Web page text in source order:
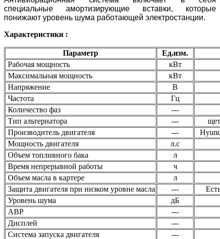
специальные амортизирующие вставки, которые
понижают уровень шума работающей электростанции.
Характеристики :
Параметр
Ед.изм.
Рабочая мощность
кВт
Максимальная мощность
кВт
Напряжение
В
Частота
Гц
Количество фаз
---
Тип альтернатора
---
Производитель двигателя
---
Мощность двигателя
л.с
Объем топливного бака
л
Время непрерывной работы
ч
Объем масла в картере
л
Защита двигателя при низком уровне масла
---
Уровень шума
дБ
ABP
---
Дисплей
---
Система запуска двигателя
---